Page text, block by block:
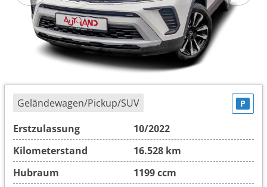
Geländewagen/Pickup/SUV P
Erstzulassung
10/2022
Kilometerstand
16.528 km
Hubraum
1199 ccm